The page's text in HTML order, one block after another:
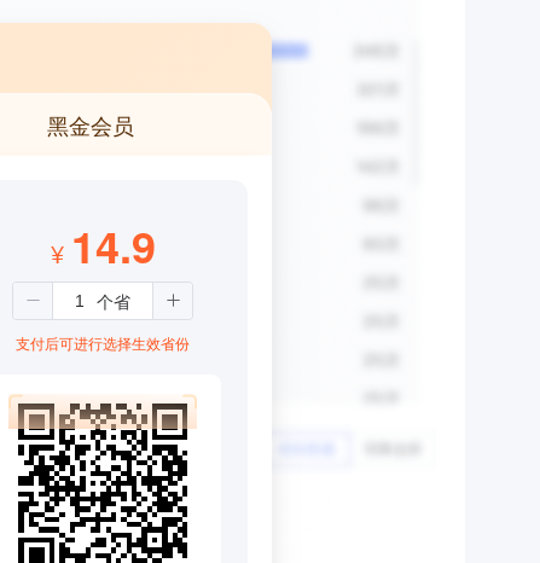
黑金会员
¥ 14.9
支付后可进行选择生效省份